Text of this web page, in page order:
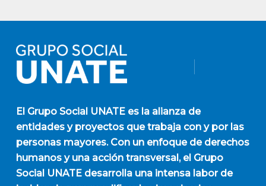
El Grupo Social UNATEes la alianza de
entidades y proyectos que trabaja con y por las
personas mayores. Con un enfoque de derechos
humanos y una acción transversal, el Grupo
Social UNATE desarrolla una intensa labor de